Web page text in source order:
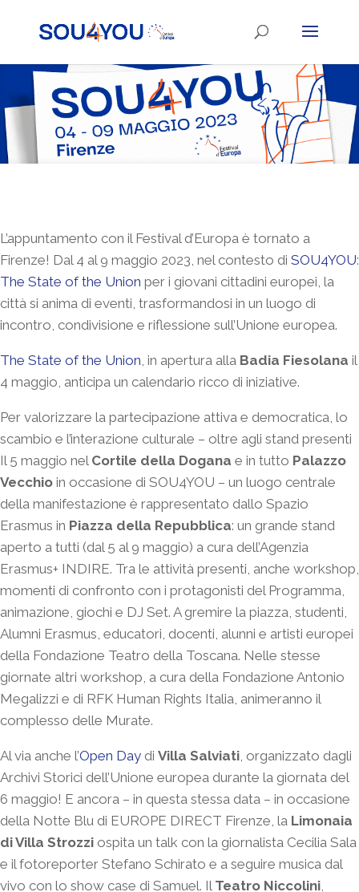
L’appuntamento con il Festival d’Europa è tornato a
Firenze! Dal 4 al 9 maggio 2023, nel contesto di SOU4YOU:
The State of the Union per i giovani cittadini europei, la
città si anima di eventi, trasformandosi in un luogo di
incontro, condivisione e riflessione sull’Unione europea.
The State of the Union, in apertura alla Badia Fiesolana il
4 maggio, anticipa un calendario ricco di iniziative.
Per valorizzare la partecipazione attiva e democratica, lo
scambio e l’interazione culturale – oltre agli stand presenti
Il 5 maggio nel Cortile della Dogana e in tutto Palazzo
Vecchio in occasione di SOU4YOU – un luogo centrale
della manifestazione è rappresentato dallo Spazio
Erasmus in Piazza della Repubblica: un grande stand
aperto a tutti (dal 5 al 9 maggio) a cura dell’Agenzia
Erasmus+ INDIRE. Tra le attività presenti, anche workshop,
momenti di confronto con i protagonisti del Programma,
animazione, giochi e DJ Set. A gremire la piazza, studenti,
Alumni Erasmus, educatori, docenti, alunni e artisti europei
della Fondazione Teatro della Toscana. Nelle stesse
giornate altri workshop, a cura della Fondazione Antonio
Megalizzi e di RFK Human Rights Italia, animeranno il
complesso delle Murate.
Al via anche l’Open Day di Villa Salviati, organizzato dagli
Archivi Storici dell’Unione europea durante la giornata del
6 maggio! E ancora – in questa stessa data – in occasione
della Notte Blu di EUROPE DIRECT Firenze, la Limonaia
di Villa Strozzi ospita un talk con la giornalista Cecilia Sala
e il fotoreporter Stefano Schirato e a seguire musica dal
vivo con lo show case di Samuel. Il Teatro Niccolini,